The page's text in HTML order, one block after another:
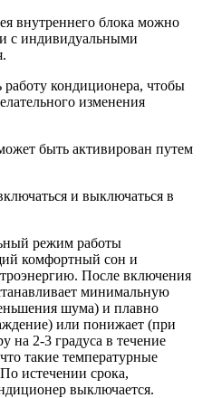
внутреннего блока можно
с индивидуальными
кондиционера, чтобы
изменения
быть активирован путем
и выключаться в
режим работы
комфортный сон и
После включения
минимальную
шума) и плавно
или понижает (при
на 2-3 градуса в течение
такие температурные
истечении срока,
выключается.